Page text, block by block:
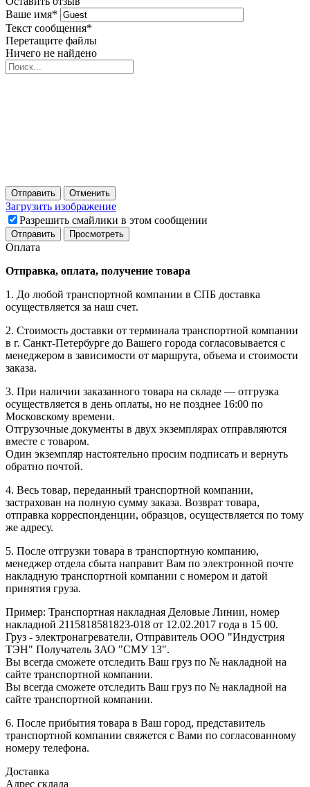
Ваше имя*
Текст сообщения*
Перетащите файлы
Ничего не найдено
Отправить Отменить
Загрузить изображение
Разрешить смайлики в этом сообщении
Оплата
Отправка, оплата, получение товара
1. До любой транспортной компании в СПБ доставка
осуществляется за наш счет.
2. Стоимость доставки от терминала транспортной компании
в г. Санкт-Петербурге до Вашего города согласовывается с
менеджером в зависимости от маршрута, объема и стоимости
заказа.
3. При наличии заказанного товара на складе — отгрузка
осуществляется в день оплаты, но не позднее 16:00 по
Московскому времени.
Отгрузочные документы в двух экземплярах отправляются
вместе с товаром.
Один экземпляр настоятельно просим подписать и вернуть
обратно почтой.
4. Весь товар, переданный транспортной компании,
застрахован на полную сумму заказа. Возврат товара,
отправка корреспонденции, образцов, осуществляется по тому
же адресу.
5. После отгрузки товара в транспортную компанию,
менеджер отдела сбыта направит Вам по электронной почте
накладную транспортной компании с номером и датой
принятия груза.
Пример: Транспортная накладная Деловые Линии, номер
накладной 2115818581823-018 от 12.02.2017 года в 15 00.
Груз - электронагреватели, Отправитель ООО "Индустрия
ТЭН" Получатель ЗАО "СМУ 13".
Вы всегда сможете отследить Ваш груз по № накладной на
сайте транспортной компании.
Вы всегда сможете отследить Ваш груз по № накладной на
сайте транспортной компании.
6. После прибытия товара в Ваш город, представитель
транспортной компании свяжется с Вами по согласованному
номеру телефона.
Доставка
Адрес склада